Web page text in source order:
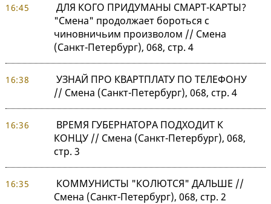
16:45
ДЛЯ КОГО ПРИДУМАНЫ СМАРТ-КАРТЫ?
"Смена" продолжает бороться с
чиновничьим произволом // Смена
(Санкт-Петербург), 068, стр. 4
16:38
УЗНАЙ ПРО КВАРТПЛАТУ ПО ТЕЛЕФОНУ
// Смена (Санкт-Петербург), 068, стр. 4
16:36
ВРЕМЯ ГУБЕРНАТОРА ПОДХОДИТ К
КОНЦУ // Смена (Санкт-Петербург), 068,
стр. 3
16:35
КОММУНИСТЫ "КОЛЮТСЯ" ДАЛЬШЕ //
Смена (Санкт-Петербург), 068, стр. 2